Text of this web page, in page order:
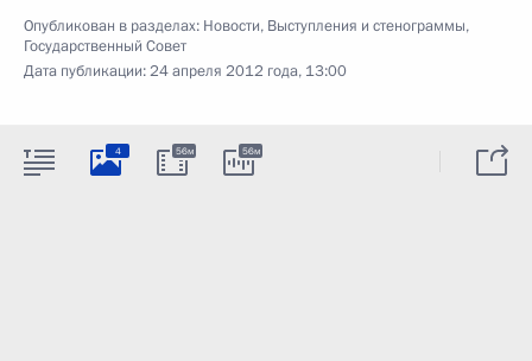
Опубликован в разделах: Новости, Выступления и стенограммы,
Государственный Совет
Дата публикации:24 апреля 2012 года, 13:00
4 56м 56м